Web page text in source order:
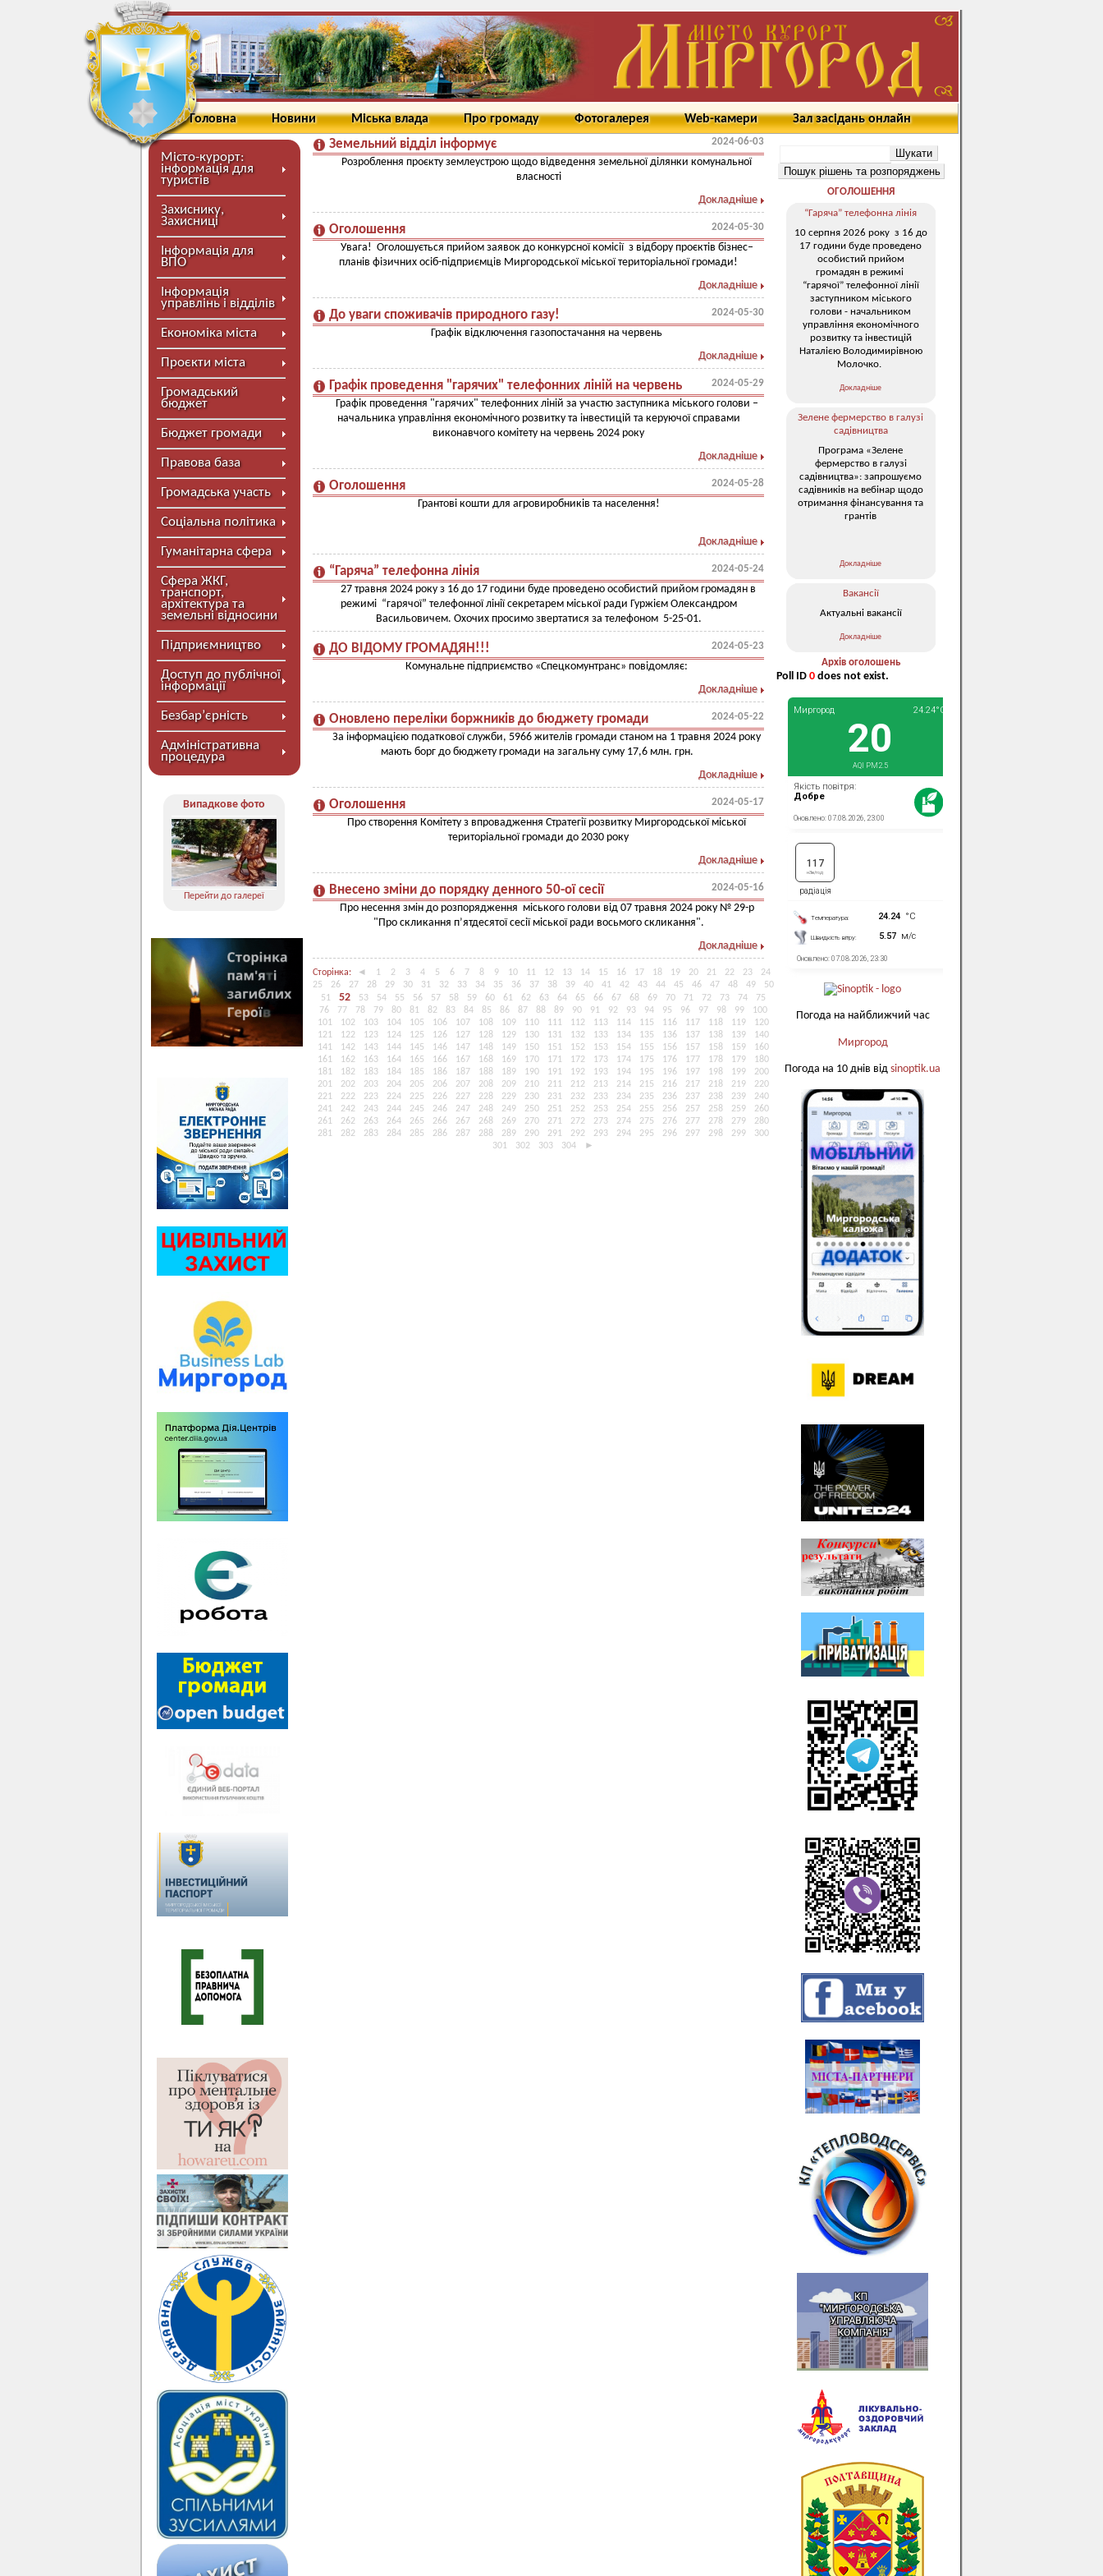
Головна Новини Міська влада Про громаду Фотогалерея Web-камери Зал засідань онлайн
Місто-курорт:
інформація для
туристів
Захиснику,
Захисниці
Інформація для
ВПО
Інформація
управлінь і відділів
Економіка міста
Проєкти міста
Громадський
бюджет
Бюджет громади
Правова база
Громадська участь
Соціальна політика
Гуманітарна сфера
Сфера ЖКГ,
транспорт,
архітектура та
земельні відносини
Підприємництво
Доступ до публічної
інформації
Безбар’єрність
Адміністративна
процедура
Випадкове фото
Перейти до галереї
Земельний відділ інформує 2024-06-03
Розроблення проєкту землеустрою щодо відведення земельної ділянки комунальної
власності
Докладніше
Оголошення 2024-05-30
Увага! Оголошується прийом заявок до конкурсної комісії з відбору проєктів бізнес–
планів фізичних осіб-підприємців Миргородської міської територіальної громади!
Докладніше
До уваги споживачів природного газу! 2024-05-30
Графік відключення газопостачання на червень
Докладніше
Графік проведення "гарячих" телефонних ліній на червень 2024-05-29
Графік проведення "гарячих" телефонних ліній за участю заступника міського голови –
начальника управління економічного розвитку та інвестицій та керуючої справами
виконавчого комітету на червень 2024 року
Докладніше
Оголошення 2024-05-28
Грантові кошти для агровиробників та населення!
Докладніше
“Гаряча” телефонна лінія 2024-05-24
27 травня 2024 року з 16 до 17 години буде проведено особистий прийом громадян в
режимі “гарячої” телефонної лінії секретарем міської ради Гуржієм Олександром
Васильовичем. Охочих просимо звертатися за телефоном 5-25-01.
ДО ВІДОМУ ГРОМАДЯН!!! 2024-05-23
Комунальне підприємство «Спецкомунтранс» повідомляє:
Докладніше
Оновлено переліки боржників до бюджету громади 2024-05-22
За інформацією податкової служби, 5966 жителів громади станом на 1 травня 2024 року
мають борг до бюджету громади на загальну суму 17,6 млн. грн.
Докладніше
Оголошення 2024-05-17
Про створення Комітету з впровадження Стратегії розвитку Миргородської міської
територіальної громади до 2030 року
Докладніше
Внесено зміни до порядку денного 50-ої сесії 2024-05-16
Про несення змін до розпорядження міського голови від 07 травня 2024 року № 29-р
"Про скликання п’ятдесятої сесії міської ради восьмого скликання".
Докладніше
Сторінка: ◄ 1 2 3 4 5 6 7 8 9 10 11 12 13 14 15 16 17 18 19 20 21 22 23
24
25
26 27 28 29 30 31 32 33 34 35 36 37 38 39 40 41 42 43 44 45 46 47 48 49
50
51
52 53 54 55 56 57 58 59 60 61 62 63 64 65 66 67 68 69 70 71 72 73 74
75
76
77 78 79 80 81 82 83 84 85 86 87 88 89 90 91 92 93 94 95 96 97 98 99
100
101
102 103 104 105 106 107 108 109 110 111 112 113 114 115 116 117 118 119
120
121
122 123 124 125 126 127 128 129 130 131 132 133 134 135 136 137 138 139
140
141
142 143 144 145 146 147 148 149 150 151 152 153 154 155 156 157 158 159
160
161
162 163 164 165 166 167 168 169 170 171 172 173 174 175 176 177 178 179
180
181
182 183 184 185 186 187 188 189 190 191 192 193 194 195 196 197 198 199
200
201
202 203 204 205 206 207 208 209 210 211 212 213 214 215 216 217 218 219
220
221
222 223 224 225 226 227 228 229 230 231 232 233 234 235 236 237 238 239
240
241
242 243 244 245 246 247 248 249 250 251 252 253 254 255 256 257 258 259
260
261
262 263 264 265 266 267 268 269 270 271 272 273 274 275 276 277 278 279
280
281
282 283 284 285 286 287 288 289 290 291 292 293 294 295 296 297 298 299
300
301
302 303 304 ►
ОГОЛОШЕННЯ
“Гаряча” телефонна лінія
10 серпня 2026 року з 16 до
17 години буде проведено
особистий прийом
громадян в режимі
“гарячої” телефонної лінії
заступником міського
голови - начальником
управління економічного
розвитку та інвестицій
Наталією Володимирівною
Молочко.
Докладніше
Зелене фермерство в галузі
садівництва
Програма «Зелене
фермерство в галузі
садівництва»: запрошуємо
садівників на вебінар щодо
отримання фінансування та
грантів
Докладніше
Вакансії
Актуальні вакансії
Докладніше
Архів оголошень
Poll ID 0 does not exist.
Погода на найближчий час
Миргород
Погода на 10 днів від sinoptik.ua